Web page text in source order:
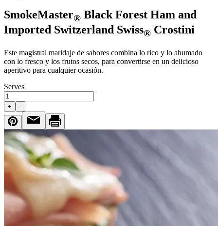
SmokeMaster® Black Forest Ham and
Imported Switzerland Swiss® Crostini
Este magistral maridaje de sabores combina lo rico y lo ahumado
con lo fresco y los frutos secos, para convertirse en un delicioso
aperitivo para cualquier ocasión.
Serves
+ -